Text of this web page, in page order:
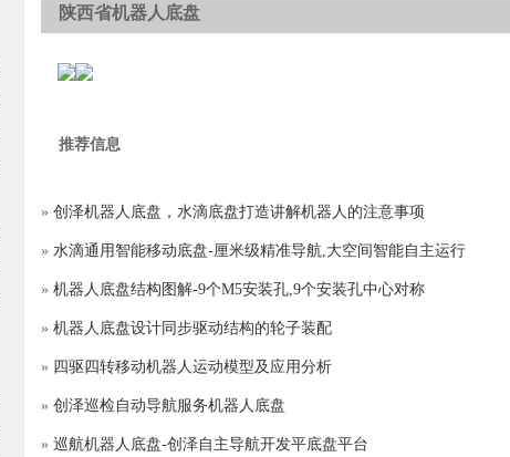
陕西省机器人底盘
推荐信息
» 创泽机器人底盘，水滴底盘打造讲解机器人的注意事项
» 水滴通用智能移动底盘-厘米级精准导航,大空间智能自主运行
» 机器人底盘结构图解-9个M5安装孔,9个安装孔中心对称
» 机器人底盘设计同步驱动结构的轮子装配
» 四驱四转移动机器人运动模型及应用分析
» 创泽巡检自动导航服务机器人底盘
» 巡航机器人底盘-创泽自主导航开发平底盘平台